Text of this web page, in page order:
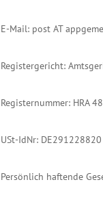
E-Mail: post AT
Registergericht:
Registernummer: HRA
USt-IdNr: DE291228820
Persönlich haftende